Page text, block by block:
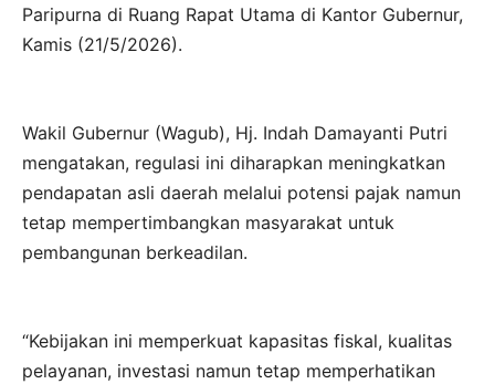
Paripurna di Ruang Rapat Utama di Kantor Gubernur,
Kamis (21/5/2026).
Wakil Gubernur (Wagub), Hj. Indah Damayanti Putri
mengatakan, regulasi ini diharapkan meningkatkan
pendapatan asli daerah melalui potensi pajak namun
tetap mempertimbangkan masyarakat untuk
pembangunan berkeadilan.
“Kebijakan ini memperkuat kapasitas fiskal, kualitas
pelayanan, investasi namun tetap memperhatikan